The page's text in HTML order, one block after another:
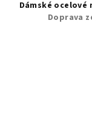
Dámské ocelové
Doprava